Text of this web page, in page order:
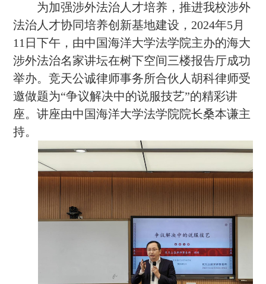
为加强涉外法治人才培养，推进我校涉外
法治人才协同培养创新基地建设， 2024年5月
11日下午，由中国海洋大学法学院主办的海大
涉外法治名家讲坛在树下空间三楼报告厅成功
举办。竞天公诚律师事务所合伙人胡科律师受
邀做题为“争议解决中的说服技艺”的精彩讲
座。讲座由中国海洋大学法学院院长桑本谦主
持。